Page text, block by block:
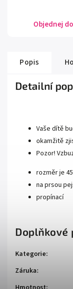
Objednej
Popis
Detailní
Vaše dítě
okamžitě
Pozor!
rozměr je
na prsou
propínací
Doplňkové
Kategorie:
Záruka: